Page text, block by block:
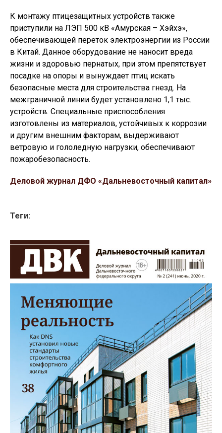
К монтажу птицезащитных устройств также
приступили на ЛЭП 500 кВ «Амурская – Хэйхэ»,
обеспечивающей переток электроэнергии из России
в Китай. Данное оборудование не наносит вреда
жизни и здоровью пернатых, при этом препятствует
посадке на опоры и вынуждает птиц искать
безопасные места для строительства гнезд. На
межграничной линии будет установлено 1,1 тыс.
устройств. Специальные приспособления
изготовлены из материалов, устойчивых к коррозии
и другим внешним факторам, выдерживают
ветровую и гололедную нагрузки, обеспечивают
пожаробезопасность.
Деловой журнал ДФО «Дальневосточный капитал»
Теги: